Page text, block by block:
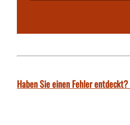
Haben Sie einen Fehler